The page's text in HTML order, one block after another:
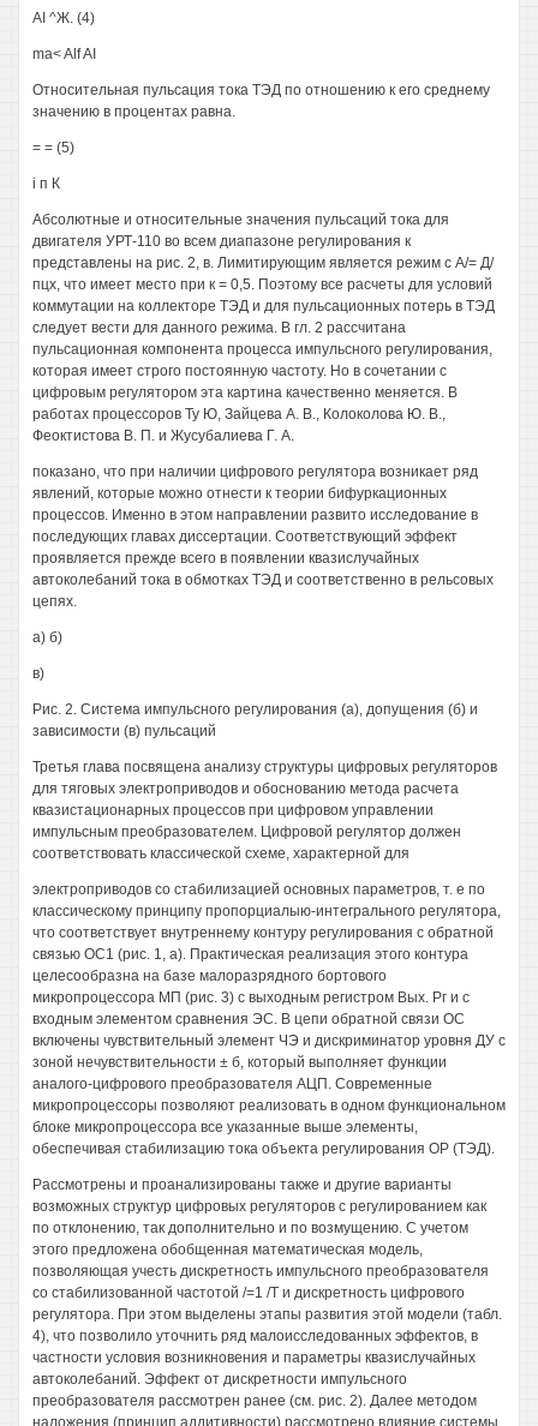
AI ^Ж. (4)
ma< Alf AI
Относительная пульсация тока ТЭД по отношению к его среднему
значению в процентах равна.
= = (5)
i п К
Абсолютные и относительные значения пульсаций тока для
двигателя УРТ-110 во всем диапазоне регулирования к
представлены на рис. 2, в. Лимитирующим является режим с А/= Д/
пцх, что имеет место при к = 0,5. Поэтому все расчеты для условий
коммутации на коллекторе ТЭД и для пульсационных потерь в ТЭД
следует вести для данного режима. В гл. 2 рассчитана
пульсационная компонента процесса импульсного регулирования,
которая имеет строго постоянную частоту. Но в сочетании с
цифровым регулятором эта картина качественно меняется. В
работах процессоров Ту Ю, Зайцева А. В., Колоколова Ю. В.,
Феоктистова В. П. и Жусубалиева Г. А.
показано, что при наличии цифрового регулятора возникает ряд
явлений, которые можно отнести к теории бифуркационных
процессов. Именно в этом направлении развито исследование в
последующих главах диссертации. Соответствующий эффект
проявляется прежде всего в появлении квазислучайных
автоколебаний тока в обмотках ТЭД и соответственно в рельсовых
цепях.
а) б)
в)
Рис. 2. Система импульсного регулирования (а), допущения (б) и
зависимости (в) пульсаций
Третья глава посвящена анализу структуры цифровых регуляторов
для тяговых электроприводов и обоснованию метода расчета
квазистационарных процессов при цифровом управлении
импульсным преобразователем. Цифровой регулятор должен
соответствовать классической схеме, характерной для
электроприводов со стабилизацией основных параметров, т. е по
классическому принципу пропорциалыю-интегрального регулятора,
что соответствует внутреннему контуру регулирования с обратной
связью ОС1 (рис. 1, а). Практическая реализация этого контура
целесообразна на базе малоразрядного бортового
микропроцессора МП (рис. 3) с выходным регистром Вых. Рг и с
входным элементом сравнения ЭС. В цепи обратной связи ОС
включены чувствительный элемент ЧЭ и дискриминатор уровня ДУ с
зоной нечувствительности ± б, который выполняет функции
аналого-цифрового преобразователя АЦП. Современные
микропроцессоры позволяют реализовать в одном функциональном
блоке микропроцессора все указанные выше элементы,
обеспечивая стабилизацию тока объекта регулирования ОР (ТЭД).
Рассмотрены и проанализированы также и другие варианты
возможных структур цифровых регуляторов с регулированием как
по отклонению, так дополнительно и по возмущению. С учетом
этого предложена обобщенная математическая модель,
позволяющая учесть дискретность импульсного преобразователя
со стабилизованной частотой /=1 /Т и дискретность цифрового
регулятора. При этом выделены этапы развития этой модели (табл.
4), что позволило уточнить ряд малоисследованных эффектов, в
частности условия возникновения и параметры квазислучайных
автоколебаний. Эффект от дискретности импульсного
преобразователя рассмотрен ранее (см. рис. 2). Далее методом
наложения (принцип аддитивности) рассмотрено влияние системы